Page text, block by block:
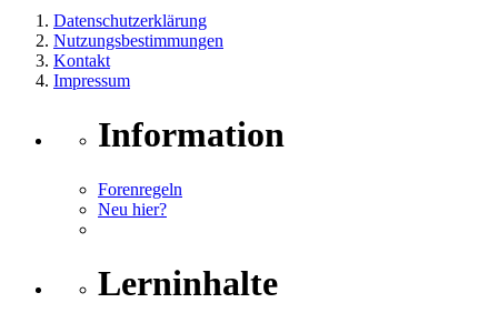
Datenschutzerklärung
Nutzungsbestimmungen
Kontakt
Impressum
Information
Forenregeln
Neu hier?
Lerninhalte